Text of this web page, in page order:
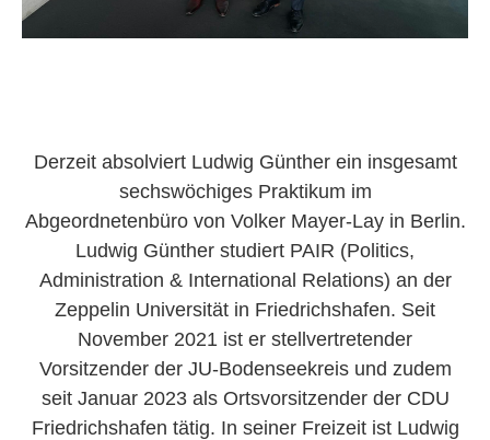
Derzeit absolviert Ludwig Günther ein insgesamt
sechswöchiges Praktikum im
Abgeordnetenbüro von Volker Mayer-Lay in Berlin.
Ludwig Günther studiert PAIR (Politics,
Administration & International Relations) an der
Zeppelin Universität in Friedrichshafen. Seit
November 2021 ist er stellvertretender
Vorsitzender der JU-Bodenseekreis und zudem
seit Januar 2023 als Ortsvorsitzender der CDU
Friedrichshafen tätig. In seiner Freizeit ist Ludwig